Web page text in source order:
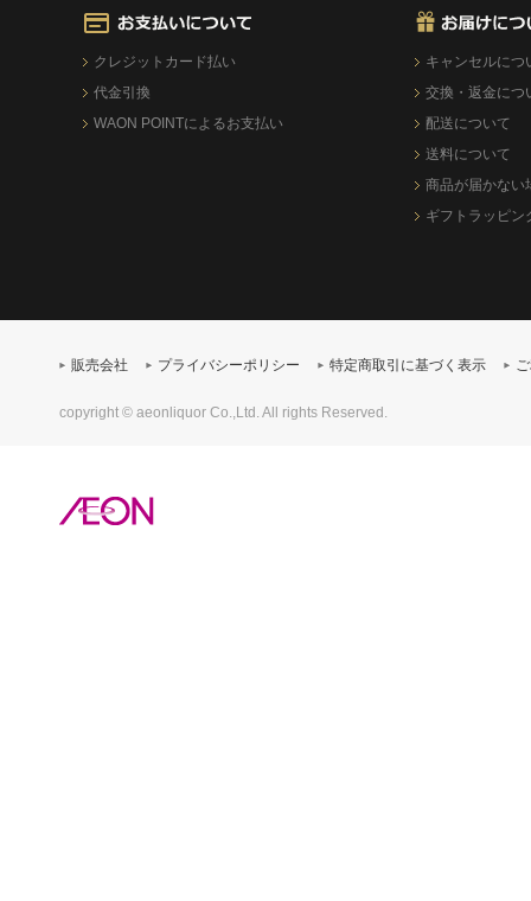
クレジットカード払い
代金引換
WAON POINTによるお支払い
キャンセルにつ
交換・返金につ
配送について
送料について
商品が届かない
ギフトラッピン
販売会社 プライバシーポリシー 特定商取引に基づく表示
copyright © aeonliquor Co.,Ltd. All rights Reserved.